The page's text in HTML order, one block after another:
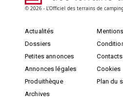
© 2026 - L'Officiel des terrains de
Actualités
Dossiers
Petites annonces
Annonces légales
Produithèque
Archives
Contacts
Cookies
Plan du